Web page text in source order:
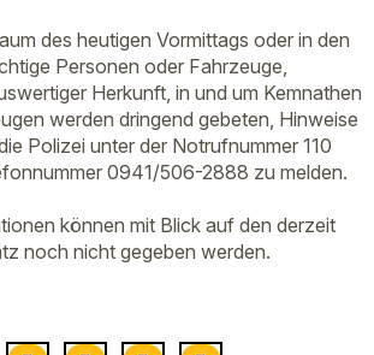
des heutigen Vormittags oder in den
Personen oder Fahrzeuge,
Herkunft, in und um Kemnathen
werden dringend gebeten, Hinweise
Polizei unter der Notrufnummer 110
0941/506-2888 zu melden.
können mit Blick auf den derzeit
noch nicht gegeben werden.